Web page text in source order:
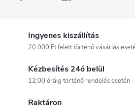
Ingyenes kiszállítás
20 000 Ft felett történő vásárlás
Kézbesítés 24ó belül
12:00 óráig történő rendelés esetén
Raktáron